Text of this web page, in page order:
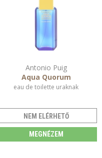
Antonio Puig
Aqua Quorum
eau de toilette uraknak
NEM ELÉRHETŐ
MEGNÉZEM